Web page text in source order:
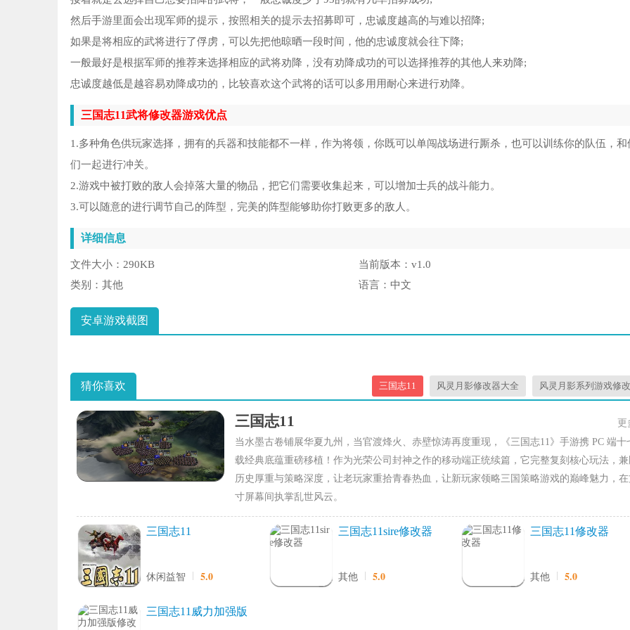
然后手游里面会出现军师的提示，按照相关的提示去招募即可，忠诚度越高的与难以招降;
如果是将相应的武将进行了俘虏，可以先把他晾晒一段时间，他的忠诚度就会往下降;
一般最好是根据军师的推荐来选择相应的武将劝降，没有劝降成功的可以选择推荐的其他人来劝降;
忠诚度越低是越容易劝降成功的，比较喜欢这个武将的话可以多用用耐心来进行劝降。
三国志11武将修改器游戏优点
1.多种角色供玩家选择，拥有的兵器和技能都不一样，作为将领，你既可以单闯战场进行厮杀，也可以训练你的队伍，和
们一起进行冲关。
2.游戏中被打败的敌人会掉落大量的物品，把它们需要收集起来，可以增加士兵的战斗能力。
3.可以随意的进行调节自己的阵型，完美的阵型能够助你打败更多的敌人。
详细信息
文件大小： 290KB 当前版本： v1.0
类别： 其他 语言： 中文
安卓游戏截图
猜你喜欢 三国志11 风灵月影修改器大全 风灵月影系列游戏修
三国志11
更
当水墨古卷铺展华夏九州，当官渡烽火、赤壁惊涛再度重现，《三国志11》手游携 PC 端十
载经典底蕴重磅移植！作为光荣公司封神之作的移动端正统续篇，它完整复刻核心玩法，
历史厚重与策略深度，让老玩家重拾青春热血，让新玩家领略三国策略游戏的巅峰魅力，
寸屏幕间执掌乱世风云。
三国志11
休闲益智 5.0
三国志11sire修改器
其他 5.0
三国志11修改器
其他 5.0
三国志11威力加强版